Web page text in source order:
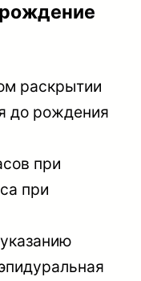
раскрытии
до рождения
при
при